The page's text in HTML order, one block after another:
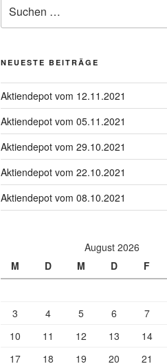
nach:
NEUESTE BEITRÄGE
Aktiendepot vom 12.11.2021
Aktiendepot vom 05.11.2021
Aktiendepot vom 29.10.2021
Aktiendepot vom 22.10.2021
Aktiendepot vom 08.10.2021
August 2026
M
D M D F
3
4 5 6 7
10
11 12 13 14
17
18 19 20 21